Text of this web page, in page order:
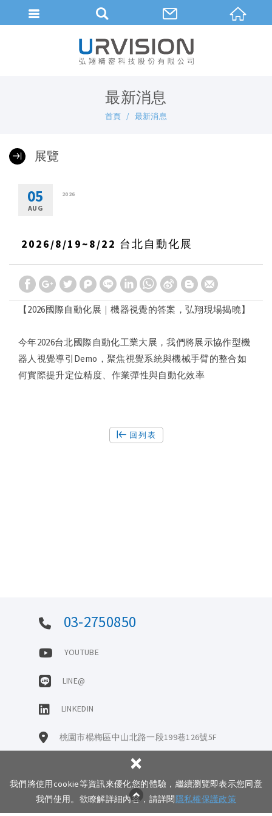
我們將使用cookie等資訊來優化您的體驗，繼續瀏覽即表示您同意
我們使用。欲瞭解詳細內容，請詳閱隱私權保護政策
×
最新消息
首頁 最新消息
展覽
2026
05
AUG
2026/8/19~8/22 台北自動化展
【2026國際自動化展｜機器視覺的答案，弘翔現場揭曉】
今年2026台北國際自動化工業大展，我們將展示協作型機
器人視覺導引Demo，聚焦視覺系統與機械手臂的整合如
何實際提升定位精度、作業彈性與自動化效率
回列表
03-2750850
YOUTUBE
LINE@
LINKEDIN
桃園市楊梅區中山北路一段199巷126號5F
Copyright © URVISION Co., Ltd. All Rights Reserved.
網頁設計 : 多
米諾
繁體中文